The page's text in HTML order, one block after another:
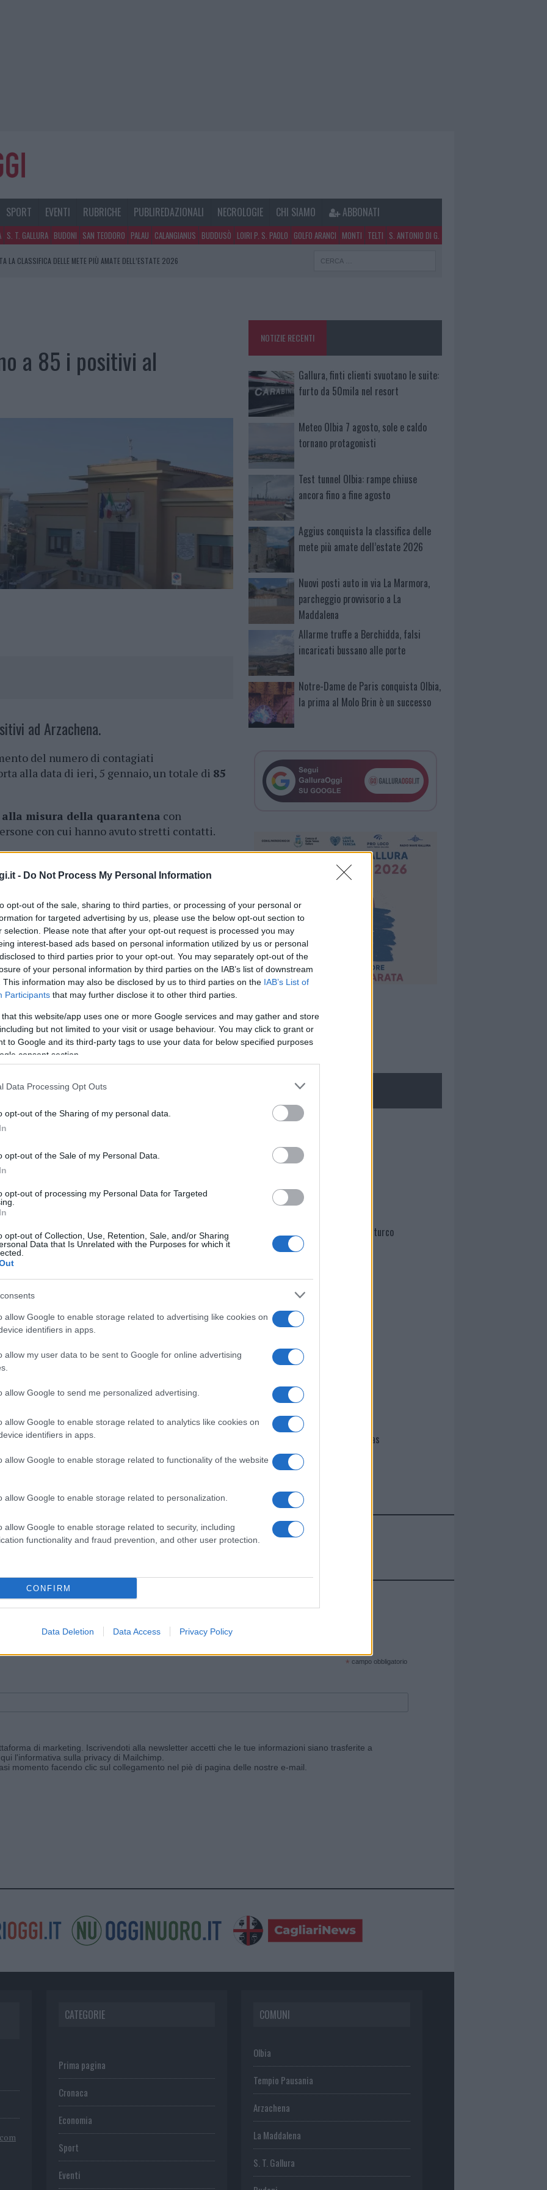
- Do Not Process My Personal Information
opt-out of the sale, sharing to third parties, or processing of your personal or
for targeted advertising by us, please use the below opt-out section to
selection. Please note that after your opt-out request is processed you may
interest-based ads based on personal information utilized by us or personal
to third parties prior to your opt-out. You may separately opt-out of the
of your personal information by third parties on the IAB’s list of downstream
This information may also be disclosed by us to third parties on the IAB’s List of
Participants that may further disclose it to other third parties.
that this website/app uses one or more Google services and may gather and store
but not limited to your visit or usage behaviour. You may click to grant or
to Google and its third-party tags to use your data for below specified purposes
consent section.
Data Processing Opt Outs
opt-out of the Sharing of my personal data.
opt-out of the Sale of my Personal Data.
opt-out of processing my Personal Data for Targeted
opt-out of Collection, Use, Retention, Sale, and/or Sharing
Data that Is Unrelated with the Purposes for which it
allow Google to enable storage related to advertising like cookies on
identifiers in apps.
allow my user data to be sent to Google for online advertising
allow Google to send me personalized advertising.
allow Google to enable storage related to analytics like cookies on
identifiers in apps.
allow Google to enable storage related to functionality of the website
allow Google to enable storage related to personalization.
allow Google to enable storage related to security, including
functionality and fraud prevention, and other user protection.
CONFIRM
Data Deletion Data Access Privacy Policy
SPORT EVENTI RUBRICHE PUBLIREDAZIONALI NECROLOGIE CHI SIAMO ABBONATI
S. T. GALLURA BUDONI SAN TEODORO PALAU CALANGIANUS BUDDUSÒ LOIRI P. S. PAOLO GOLFO ARANCI MONTI TELTI S. ANTONIO DI G.
LA CLASSIFICA DELLE METE PIÙ AMATE DELL’ESTATE 2026
TORNANO PROTAGONISTI
a 85 i positivi al
ad Arzachena.
del numero di contagiati
alla data di ieri, 5 gennaio, un totale di 85
misura della quarantena con
con cui hanno avuto stretti contatti.
Roberto Ragnedda, invita al massimo
limitazione del rischio contagio. Inoltre,
cui è richiesta l’esibizione del
Governo per l’accesso ai locali.
cliccandoqui
nella sezioneLogindal menù del sito o
NOTIZIE RECENTI
Gallura, finti clienti svuotano le suite:
furto da 50mila nel resort
Meteo Olbia 7 agosto, sole e caldo
tornano protagonisti
Test tunnel Olbia: rampe chiuse
ancora fino a fine agosto
Aggius conquista la classifica delle
mete più amate dell’estate 2026
Nuovi posti auto in via La Marmora,
parcheggio provvisorio a La
Maddalena
Allarme truffe a Berchidda, falsi
incaricati bussano alle porte
Notre-Dame de Paris conquista Olbia,
la prima al Molo Brin è un successo
NECROLOGIE
Martina Agostina Diturco
I nostri cari
I nostri cari
Giovannimaria Cabras
Invia un Comunicato Stampa|Pubblicità|Segnala
e ricevi le nostre email periodiche contenenti le ultime notizie pubblicate sul sito web!
* campo obbligatorio
di marketing. Iscrivendoti alla newsletter accetti che le tue informazioni siano trasferite a
l'informativa sulla privacy di Mailchimp
momento facendo clic sul collegamento nel piè di pagina delle nostre e-mail.
CATEGORIE
Prima pagina
Cronaca
Economia
Sport
Eventi
COMUNI
Olbia
Tempio Pausania
Arzachena
La Maddalena
S. T. Gallura